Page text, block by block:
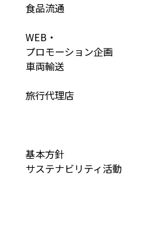
食品流通
WEB・
プロモーション企画
車両輸送
旅行代理店
基本方針
サステナビリティ活動